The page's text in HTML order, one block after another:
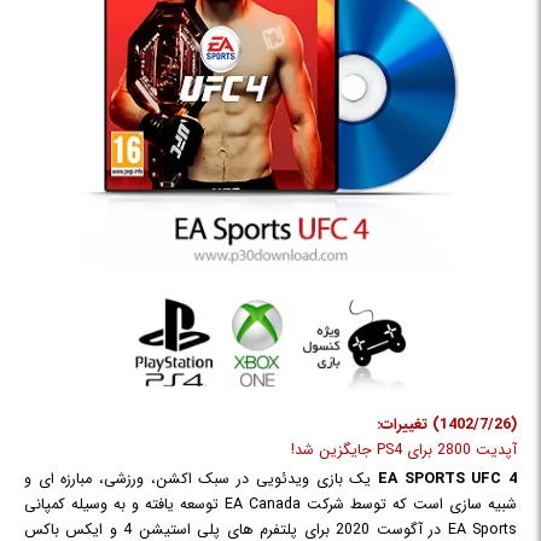
(1402/7/26) تغییرات:
آپدیت 2800 برای PS4 جایگزین شد!
EA SPORTS UFC 4 یک بازی ویدئویی در سبک اکشن، ورزشی، مبارزه ای و
شبیه سازی است که توسط شرکت EA Canada توسعه یافته و به وسیله کمپانی
EA Sports در آگوست 2020 برای پلتفرم های پلی استیشن 4 و ایکس باکس